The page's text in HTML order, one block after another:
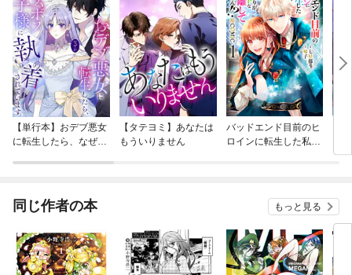
【単行本】おデブ悪女
に転生したら、なぜか
【タテヨミ】あなたは
もういりません
バッドエンド目前のヒ
ロインに転生した私、
同じ作者の本 もっと見る